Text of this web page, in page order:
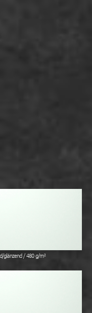
glänzend / 480 g/m²